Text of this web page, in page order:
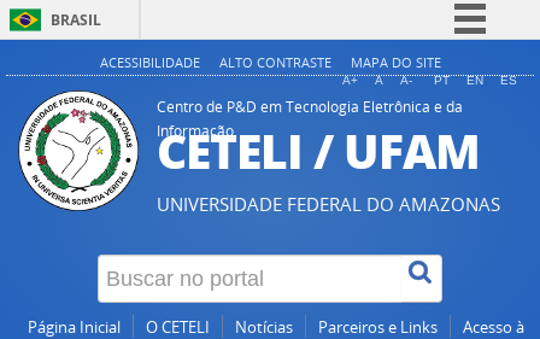
BRASIL
Simplifique!
Comunica BR
Participe
Acesso à informação
Legislação
Canais
ACESSIBILIDADE ALTO CONTRASTE MAPA DO SITE
A+ A A- PT EN ES
Centro de P&D em Tecnologia Eletrônica e da
Informação
CETELI / UFAM
UNIVERSIDADE FEDERAL DO AMAZONAS
Página Inicial O CETELI Notícias Parceiros e Links
Acesso à